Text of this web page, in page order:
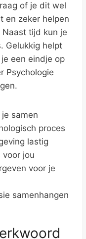
of je dit wel
en zeker helpen
tijd kun je
Gelukkig helpt
een eindje op
Psychologie
samen
proces
lastig
voor jou
voor je
samenhangen